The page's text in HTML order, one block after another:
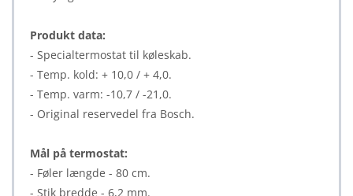
Produkt data:
- Specialtermostat til køleskab.
- Temp. kold: + 10,0 / + 4,0.
- Temp. varm: -10,7 / -21,0.
- Original reservedel fra Bosch.
Mål på termostat:
- Føler længde - 80 cm.
- Stik bredde - 6,2 mm.